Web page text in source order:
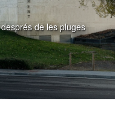
de les pluges